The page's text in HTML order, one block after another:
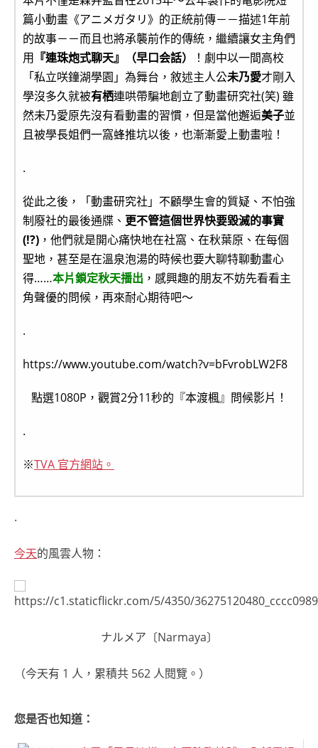
篇小動畫《アニメガタリ》的正統前傳－－描述1年前
的故事－－而且也將承襲前作的傳統，繼續讓女主角們
用 『連珠炮式聊天』（早口会話）
！劇中以一間高校
「私立咲鐘湖學園」為舞台，敘述主人公未乃愛才剛入
學沒多久就被有栖連哄帶騙地創立了動畫研究社(笑) 雖
然未乃愛原先沒有看動畫的習慣，但是當他邂逅美子並
且被學長姐們一窩蜂推坑以後，也漸漸愛上動畫啦！
.
從此之後，「動畫研究社」不顧學生會的質疑、不怕強
制廢社的最後通牒、 更不管這個世界快要毀滅的事實
(!?) ，他們就是開心痛快地在社窩、在秋葉原、在每個
聖地，甚至是在溫泉泡湯的時候也要大聊特聊動畫心
得……本片鎖定秋天播出 ，感興趣的朋友不妨先看看主
角聲優的問候，再來耐心期待吧～
.
https://www.youtube.com/watch?v=bFvrobLW2F8
點選1080P，觀賞2分11秒的『本渡楓』問候影片！
.
※TVA 官方網站。
.
今天的風雲人物：
ナルメア〔Narmaya〕
（今天有 1 人，累積共 562 人閱覽。）
您是否也知道：